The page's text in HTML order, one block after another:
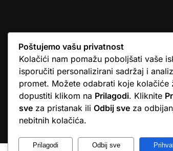
© Argus elektronika d.o.o.
Poštujemo vašu privatnost
Kolačići nam pomažu poboljšati vaše
isporučiti personalizirani sadržaj i
promet. Možete odabrati koje kolačiće
dopustiti klikom na Prilagodi. Kliknite
sve za pristanak ili Odbij sve za
nebitnih kolačića.
Prilagodi Odbij sve